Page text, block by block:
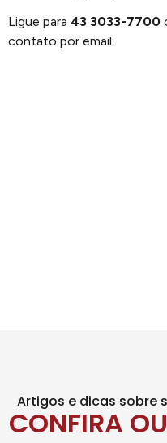
Ligue para 43 3033-7700
contato por email.
Artigos e dicas sobre
CONFIRA